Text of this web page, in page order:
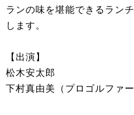
ランの味を堪能できるラン
します。
【出演】
松木安太郎
下村真由美（プロゴルファー